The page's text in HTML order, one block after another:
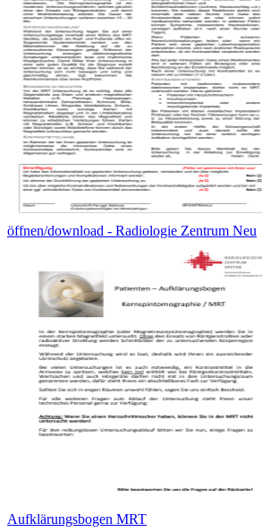
öffnen/download - Radiologie Zentrum Neu
Aufklärungsbogen MRT